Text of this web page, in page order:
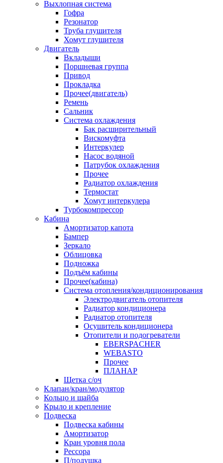
Выхлопная система
Гофра
Резонатор
Труба глушителя
Хомут глушителя
Двигатель
Вкладыши
Поршневая группа
Привод
Прокладка
Прочее(двигатель)
Ремень
Сальник
Система охлаждения
Бак расширительный
Вискомуфта
Интеркулер
Насос водяной
Патрубок охлаждения
Прочее
Радиатор охлаждения
Термостат
Хомут интеркулера
Турбокомпрессор
Кабина
Амортизатор капота
Бампер
Зеркало
Облицовка
Подножка
Подъём кабины
Прочее(кабина)
Система отопления/кондиционирования
Электродвигатель отопителя
Радиатор кондиционера
Радиатор отопителя
Осушитель кондиционера
Отопители и подогреватели
EBERSPACHER
WEBASTO
Прочее
ПЛАНАР
Щетка с/оч
Клапан/кран/модулятор
Кольцо и шайба
Крыло и крепление
Подвеска
Подвеска кабины
Амортизатор
Кран уровня пола
Рессора
П/подушка